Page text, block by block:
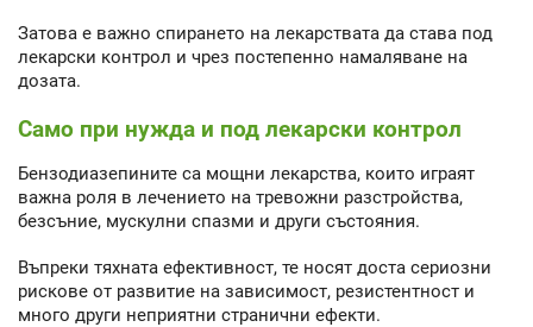
Затова е важно спирането на лекарствата да става под
лекарски контрол и чрез постепенно намаляване на
дозата.
Само при нужда и под лекарски контрол
Бензодиазепините са мощни лекарства, които играят
важна роля в лечението на тревожни разстройства,
безсъние, мускулни спазми и други състояния.
Въпреки тяхната ефективност, те носят доста сериозни
рискове от развитие на зависимост, резистентност и
много други неприятни странични ефекти.